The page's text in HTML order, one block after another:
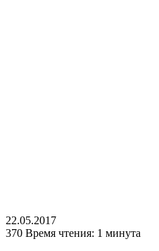
22.05.2017
370 Время чтения: 1 минута